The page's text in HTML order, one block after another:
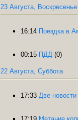
23 Августа, Воскресенье
16:14 Поездка в
00:15 ПДД (0)
22 Августа, Суббота
17:33 Две новости